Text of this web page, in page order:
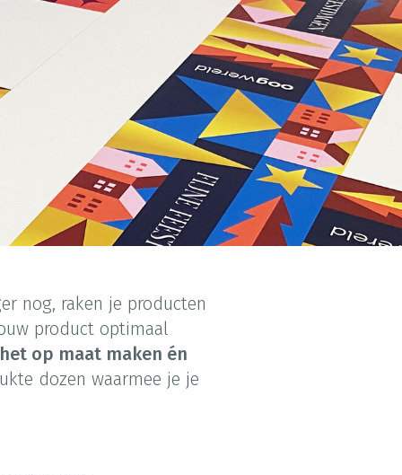
nog, raken je producten
product optimaal
op maat maken én
dozen waarmee je je